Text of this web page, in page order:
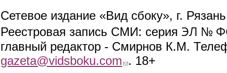
Сетевое издание «Вид сбоку», г.
Реестровая запись СМИ: серия ЭЛ №
главный редактор - Смирнов К.М.
gazeta@vidsboku.com (link sends e-mail)
. 18+